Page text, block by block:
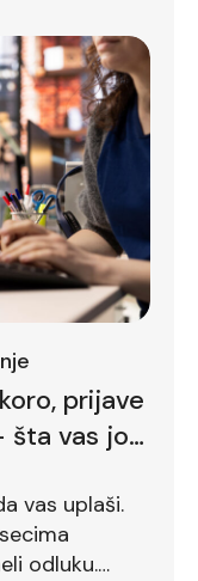
prijave
šta vas još
vas uplaši.